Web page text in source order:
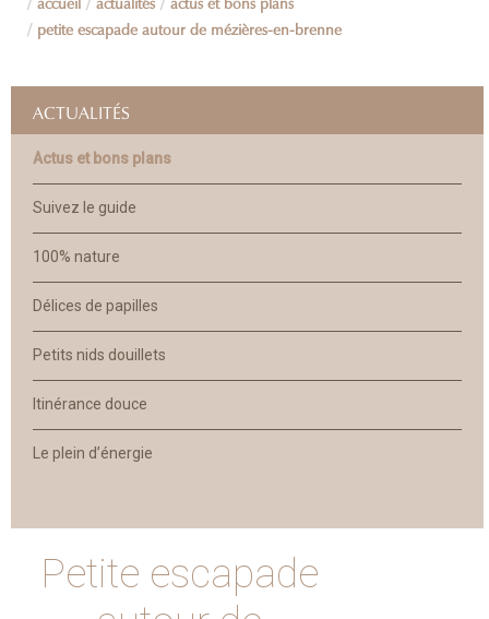
petite escapade autour de mézières-en-brenne
ACTUALITÉS
Actus et bons plans
Suivez le guide
100% nature
Délices de papilles
Petits nids douillets
Itinérance douce
Le plein d’énergie
Petite escapade